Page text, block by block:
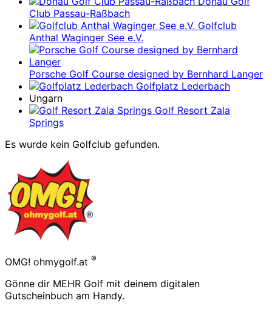
Club Passau-Raßbach
Golfclub
Anthal Waginger See e.V.
Porsche Golf Course designed by Bernhard Langer
Golfplatz Lederbach
Ungarn
Golf Resort Zala
Springs
Es wurde kein Golfclub gefunden.
Footer
OMG! ohmygolf.at ®
Gönne dir MEHR Golf mit deinem digitalen
Gutscheinbuch am Handy.